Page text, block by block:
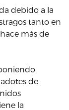
debido a la
tanto en
más de
de
la